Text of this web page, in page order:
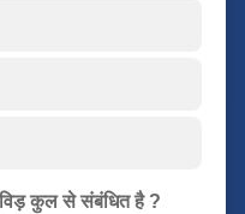
कुल से संबंधित है ?